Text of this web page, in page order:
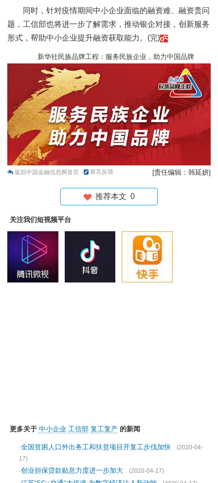
同时，针对疫情期间中小企业面临的融资难、融资贵问
题，工信部也将进一步了解需求，推动银企对接，创新服务
形式，帮助中小企业提升融资获取能力。(完)
新华社民族品牌工程：服务民族企业，助力中国品牌
返回中国金融信息网首页 留言反馈 [责任编辑：韩延妍]
推荐本文 0
关注我们短视频平台
更多关于 中小企业 工信部 复工复产 的新闻
·全国贫困人口外出务工和扶贫项目开复工步伐加快
(2020-04-
17)
·创业担保贷款贴息力度进一步加大
(2020-04-17)